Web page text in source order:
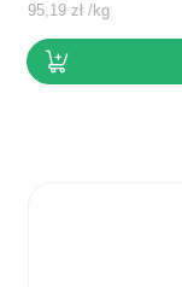
95,19zł /kg